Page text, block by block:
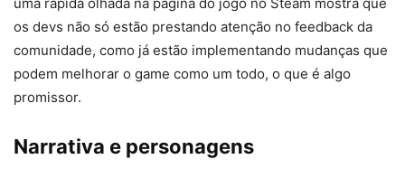
os devs não só estão prestando atenção no feedback da
comunidade, como já estão implementando mudanças que
podem melhorar o game como um todo, o que é algo
promissor.
Narrativa e personagens